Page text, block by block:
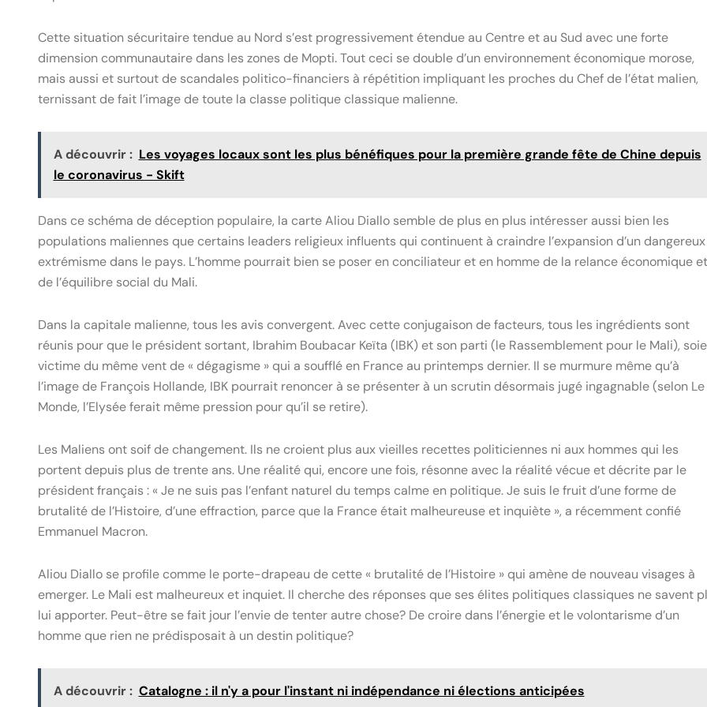
Cette situation sécuritaire tendue au Nord s’est progressivement étendue au Centre et au Sud avec une forte
dimension communautaire dans les zones de Mopti. Tout ceci se double d’un environnement économique morose,
mais aussi et surtout de scandales politico-financiers à répétition impliquant les proches du Chef de l’état malien,
ternissant de fait l’image de toute la classe politique classique malienne.
A découvrir : Les voyages locaux sont les plus bénéfiques pour la première grande fête de Chine depuis
le coronavirus - Skift
Dans ce schéma de déception populaire, la carte Aliou Diallo semble de plus en plus intéresser aussi bien les
populations maliennes que certains leaders religieux influents qui continuent à craindre l’expansion d’un dangereux
extrémisme dans le pays. L’homme pourrait bien se poser en conciliateur et en homme de la relance économique et
de l’équilibre social du Mali.
Dans la capitale malienne, tous les avis convergent. Avec cette conjugaison de facteurs, tous les ingrédients sont
réunis pour que le président sortant, Ibrahim Boubacar Keïta (IBK) et son parti (le Rassemblement pour le Mali),
victime du même vent de « dégagisme » qui a soufflé en France au printemps dernier. Il se murmure même qu’à
l’image de François Hollande, IBK pourrait renoncer à se présenter à un scrutin désormais jugé ingagnable (selon Le
Monde, l’Elysée ferait même pression pour qu’il se retire).
Les Maliens ont soif de changement. Ils ne croient plus aux vieilles recettes politiciennes ni aux hommes qui les
portent depuis plus de trente ans. Une réalité qui, encore une fois, résonne avec la réalité vécue et décrite par le
président français : « Je ne suis pas l’enfant naturel du temps calme en politique. Je suis le fruit d’une forme de
brutalité de l’Histoire, d’une effraction, parce que la France était malheureuse et inquiète », a récemment confié
Emmanuel Macron.
Aliou Diallo se profile comme le porte-drapeau de cette « brutalité de l’Histoire » qui amène de nouveau visages à
emerger. Le Mali est malheureux et inquiet. Il cherche des réponses que ses élites politiques classiques ne savent
lui apporter. Peut-être se fait jour l’envie de tenter autre chose? De croire dans l’énergie et le volontarisme d’un
homme que rien ne prédisposait à un destin politique?
A découvrir : Catalogne : il n'y a pour l'instant ni indépendance ni élections anticipées